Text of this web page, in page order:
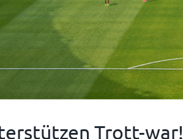
Trott-war!